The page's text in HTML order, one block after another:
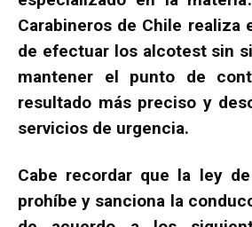
Carabineros de Chile realiza
de efectuar los alcotest sin
mantener el punto de
resultado más preciso y
servicios de urgencia.
Cabe recordar que la ley
prohíbe y sanciona la